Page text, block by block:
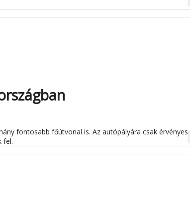
fontosabb főútvonal is. Az autópályára csak érvényes
fel.